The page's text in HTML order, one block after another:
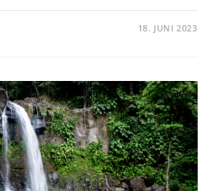
18. JUNI 2023